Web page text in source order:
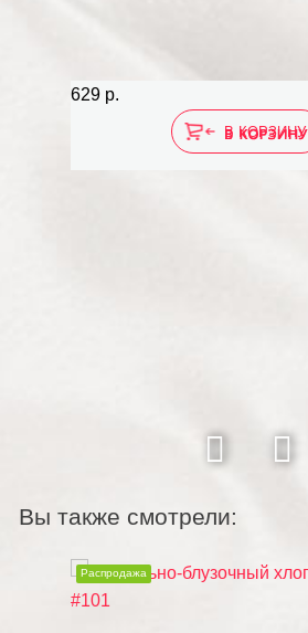
629 р.
В КОРЗИНУ
Вы также смотрели:
Распродажа